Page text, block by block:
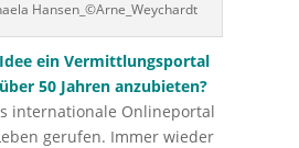
Hansen_©Arne_Weychardt
ein Vermittlungsportal
50 Jahren anzubieten?
internationale Onlineportal
gerufen. Immer wieder